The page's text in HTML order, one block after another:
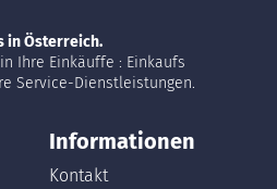
in Österreich.
Ihre Einkäuffe : Einkaufs
Service-Dienstleistungen.
Informationen
Kontakt